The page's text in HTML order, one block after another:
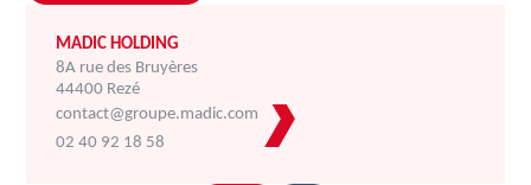
MADIC HOLDING
8A rue des Bruyères
44400 Rezé
contact@groupe.madic.com
02 40 92 18 58